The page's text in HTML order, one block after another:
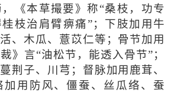
《本草撮要》称“桑枝，功专
枝治肩臂痹痛”；下肢加用牛
、木瓜、薏苡仁等；骨节加用
》言“油松节，能透入骨节”；
荆子、川芎；督脉加用鹿茸、
加用防风、僵蚕、丝瓜络、蚕